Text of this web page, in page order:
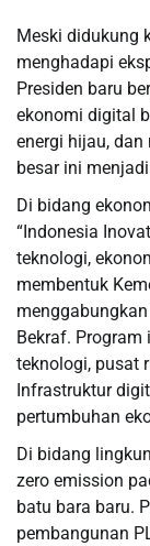
Meski didukung
menghadapi
Presiden baru
ekonomi digital
energi hijau,
besar ini
Di bidang
“Indonesia
teknologi,
membentuk
Bekraf.
teknologi, pusat
Infrastruktur
pertumbuhan
Di bidang
zero emission
batu bara baru.
pembangunan